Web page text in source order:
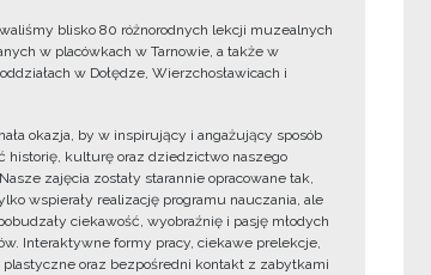
blisko 80 różnorodnych lekcji muzealnych
w placówkach w Tarnowie, a także w
w Dołędze, Wierzchosławicach i
okazja, by w inspirujący i angażujący sposób
historię, kulturę oraz dziedzictwo naszego
zajęcia zostały starannie opracowane tak,
wspierały realizację programu nauczania, ale
ciekawość, wyobraźnię i pasję młodych
Interaktywne formy pracy, ciekawe prelekcje,
plastyczne oraz bezpośredni kontakt z zabytkami